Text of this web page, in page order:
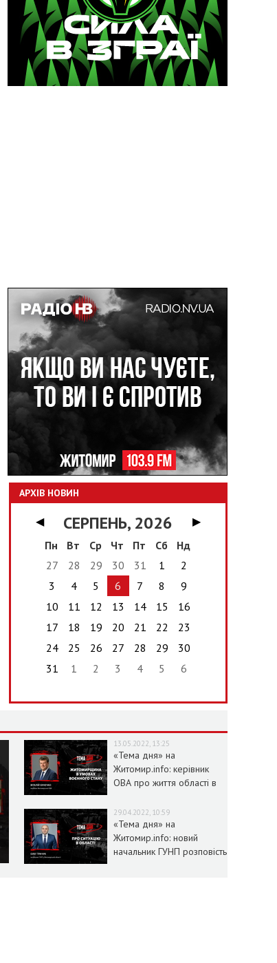
АРХІВ НОВИН
◀ СЕРПЕНЬ, 2026
▶
Пн
Вт Ср Чт Пт Сб
Нд
27
28 29 30 31 1
2
3
4 5 6 7 8
9
10
11 12 13 14 15
16
17
18 19 20 21 22
23
24
25 26 27 28 29
30
31
1 2 3 4 5 6
13.05.2022, 13:25
«Тема дня» на
Житомир.info: керівник
ОВА про життя області в
29.04.2022, 10:59
«Тема дня» на
Житомир.info: новий
начальник ГУНП розповість